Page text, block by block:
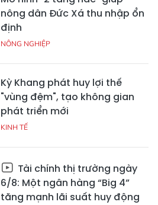
nông dân Đức Xá thu nhập ổn
định
NÔNG NGHIỆP
Kỳ Khang phát huy lợi thế
"vùng đệm", tạo không gian
phát triển mới
KINH TẾ
Tài chính thị trường ngày
6/8: Một ngân hàng “Big 4”
tăng mạnh lãi suất huy động